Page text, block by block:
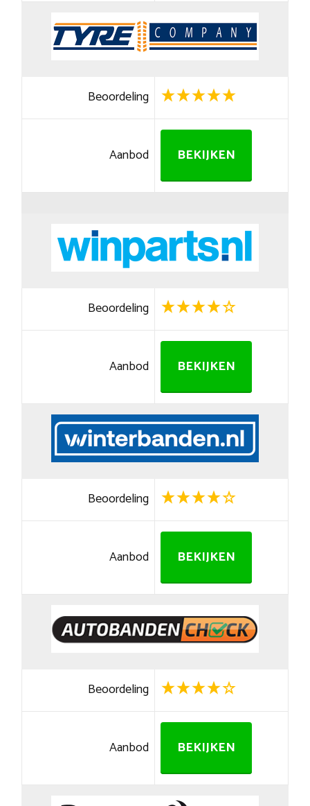
Beoordeling
Aanbod BEKIJKEN
Beoordeling
Aanbod BEKIJKEN
Beoordeling
Aanbod BEKIJKEN
Beoordeling
Aanbod BEKIJKEN